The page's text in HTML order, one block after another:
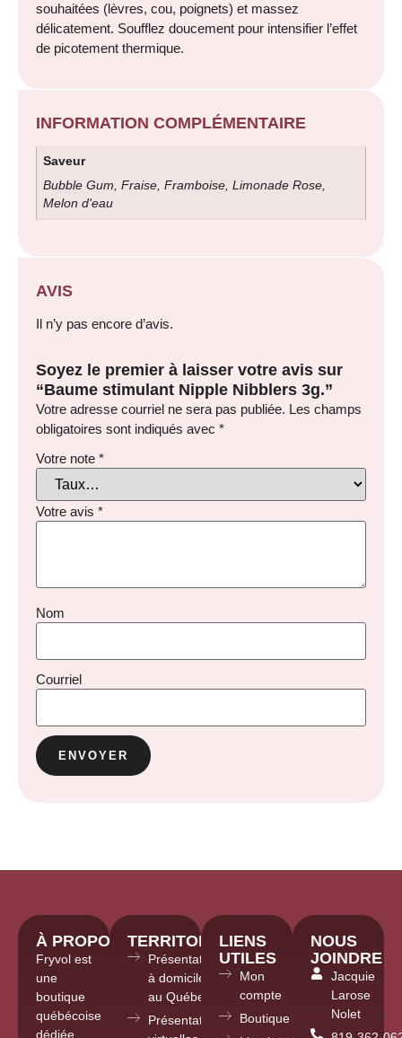
souhaitées (lèvres, cou, poignets) et massez
délicatement. Soufflez doucement pour intensifier l’effet
de picotement thermique.
INFORMATION COMPLÉMENTAIRE
Saveur
Bubble Gum, Fraise, Framboise, Limonade Rose,
Melon d'eau
AVIS
Il n’y pas encore d’avis.
Soyez le premier à laisser votre avis sur
“Baume stimulant Nipple Nibblers 3g.”
Votre adresse courriel ne sera pas publiée. Les champs
obligatoires sont indiqués avec *
Votre note *
Votre avis *
Nom
Courriel
À PROPOS
Fryvol est
une
boutique
québécoise
dédiée
TERRITOIRE
Présentations
à domicile
au Québec
Présentations
LIENS
UTILES
Mon
compte
Boutique
NOUS
JOINDRE
Jacquie
Larose
Nolet